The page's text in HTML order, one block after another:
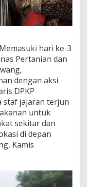
hari ke-3
Pertanian dan
dengan aksi
DPKP
staf jajaran terjun
untuk
sekitar dan
di depan
Kamis